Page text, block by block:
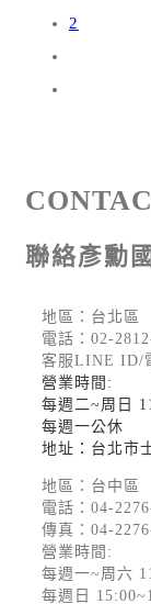
2
聯絡彥勳
地區：台北區
電話： 02-
客服LINE ID/
營業時間:
每週二~周日
每週一公休
地址：台北市
地區：台中區
電話： 04-
傳真：04-
營業時間:
每週一~周六
每週日